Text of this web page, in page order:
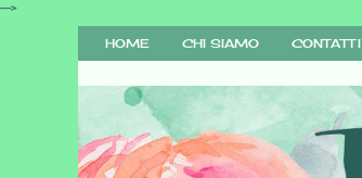
-->
HOME CHI SIAMO CONTATTI